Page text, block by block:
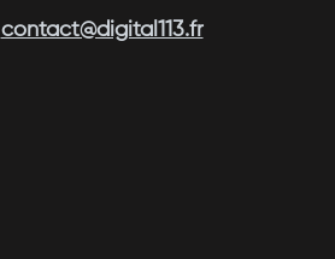
contact@digital113.fr